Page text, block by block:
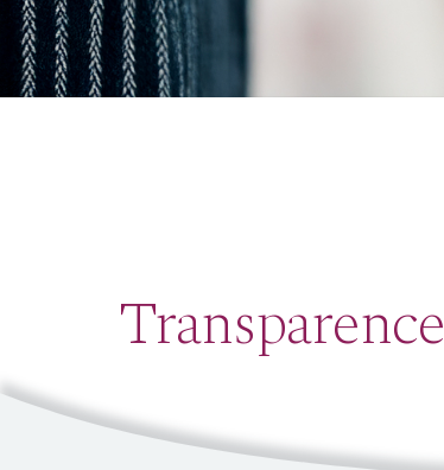
Transparence